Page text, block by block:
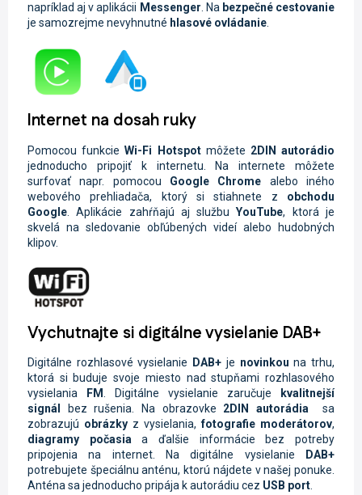
napríklad aj v aplikácii Messenger . Na bezpečné cestovanie
je samozrejme nevyhnutné hlasové ovládanie
Internet na dosah ruky
Pomocou funkcieWi-Fi Hotspotmôžete 2DIN autorádio
jednoducho pripojiť k internetu. Na internete môžete
surfovať napr. pomocou Google Chrome alebo iného
webového prehliadača, ktorý si stiahnete z obchodu
Google . Aplikácie zahŕňajú aj službuYouTube, ktorá je
skvelá na sledovanie obľúbených videí alebo hudobných
klipov.
Vychutnajte si digitálne vysielanie DAB+
Digitálne rozhlasové vysielanie DAB+ je novinkouna trhu,
ktorá si buduje svoje miesto nad stupňami rozhlasového
vysielania
FM. Digitálne vysielanie zaručuje
kvalitnejší
signál
bez rušenia. Na obrazovke 2DIN autorádia
sa
zobrazujú obrázky z vysielania,fotografie moderátorov,
diagramy počasiaa ďalšie informácie bez potreby
pripojenia na internet. Na digitálne vysielanie
DAB+
potrebujete špeciálnu anténu, ktorú nájdete v našej ponuke.
Anténa sa jednoducho pripája k autorádiu cez USB port.